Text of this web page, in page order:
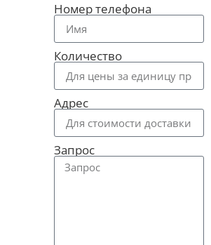
Номер телефона
Количество
Адрес
Запрос